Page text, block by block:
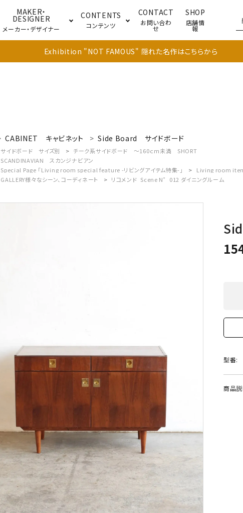
MAKER・
DESIGNER
メーカー・デザイナー
CONTENTS
コンテンツ
CONTACT
お問い合わ
せ
SHOP
店舗情
報
Exhibition "NOT FAMOUS" 隠れた名作はこちらから
CABINET キャビネット Side Board サイドボード
サイドボード サイズ別
チーク系サイドボード ～160ｃｍ未満 SHORT
SCANDINAVIAN
スカンジナビアン
Special Page 「Living room special feature -リビングアイテム特集-」
Living room
GALLERY様々なシーン、コーディネート リコメンド_Scene N゜012 ダイニングルーム
型番:
商品